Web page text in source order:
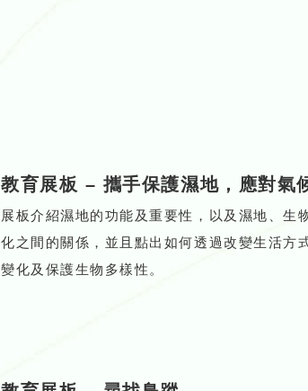
教育展板 – 攜手保護濕地，應對氣
展板介紹濕地的功能及重要性，以及濕地、生
化之間的關係，並且點出如何透過改變生活方
變化及保護生物多樣性。